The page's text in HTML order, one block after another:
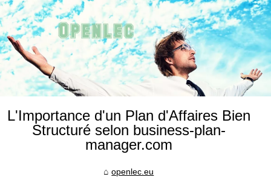
L'Importance d'un Plan d'Affaires Bien
Structuré selon business-plan-
manager.com
openlec.eu